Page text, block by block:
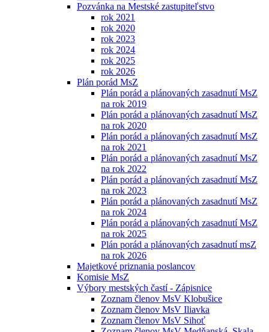
Pozvánka na Mestské zastupiteľstvo
rok 2021
rok 2020
rok 2023
rok 2024
rok 2025
rok 2026
Plán porád MsZ
Plán porád a plánovaných zasadnutí MsZ
na rok 2019
Plán porád a plánovaných zasadnutí MsZ
na rok 2020
Plán porád a plánovaných zasadnutí MsZ
na rok 2021
Plán porád a plánovaných zasadnutí MsZ
na rok 2022
Plán porád a plánovaných zasadnutí MsZ
na rok 2023
Plán porád a plánovaných zasadnutí MsZ
na rok 2024
Plán porád a plánovaných zasadnutí MsZ
na rok 2025
Plán porád a plánovaných zasadnutí msZ
na rok 2026
Majetkové priznania poslancov
Komisie MsZ
Výbory mestských častí - Zápisnice
Zoznam členov MsV Klobušice
Zoznam členov MsV Iliavka
Zoznam členov MsV Sihoť